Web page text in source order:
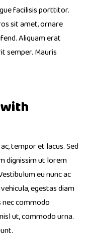
facilisis porttitor.
sit amet, ornare
Aliquam erat
semper. Mauris
tempor et lacus. Sed
dignissim ut lorem
eu nunc ac
egestas diam
nec commodo
ut, commodo urna.